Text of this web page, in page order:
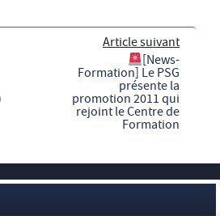
Article suivant
[News-
Formation] Le PSG
présente la
promotion 2011 qui
rejoint le Centre de
Formation